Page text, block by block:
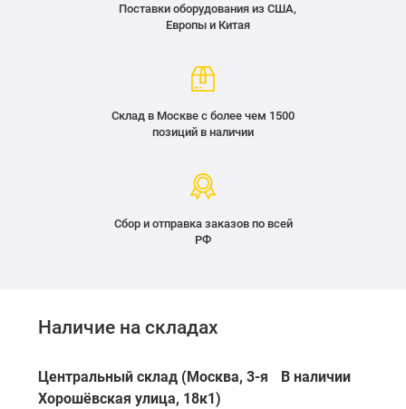
Поставки оборудования из США,
Европы и Китая
Склад в Москве с более чем 1500
позиций в наличии
Сбор и отправка заказов по всей
РФ
Наличие на складах
Центральный склад (Москва, 3-я
Хорошёвская улица, 18к1)
В наличии